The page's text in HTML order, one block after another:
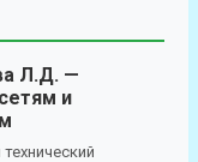
Л.Д. —
и